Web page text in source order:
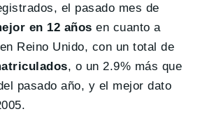
el pasado mes de
en 12 años en cuanto a
Reino Unido, con un total de
, o un 2.9% más que
pasado año, y el mejor dato